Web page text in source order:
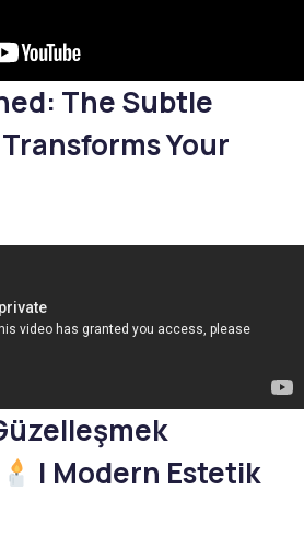
The Subtle
Your
| Modern Estetik